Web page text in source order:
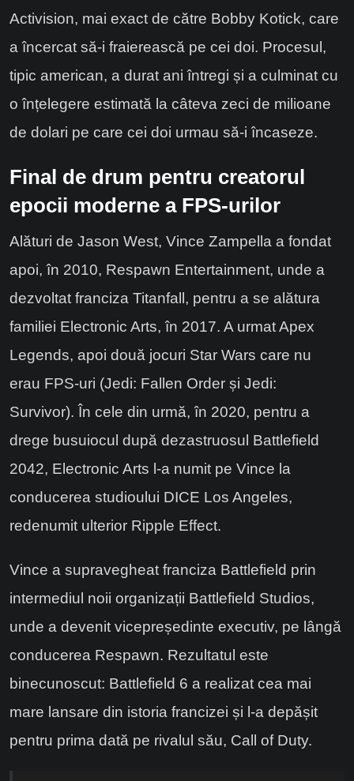
Activision, mai exact de către Bobby Kotick, care
a încercat să-i fraierească pe cei doi. Procesul,
tipic american, a durat ani întregi și a culminat cu
o înțelegere estimată la câteva zeci de milioane
de dolari pe care cei doi urmau să-i încaseze.
Final de drum pentru creatorul
epocii moderne a FPS-urilor
Alături de Jason West, Vince Zampella a fondat
apoi, în 2010, Respawn Entertainment, unde a
dezvoltat franciza Titanfall, pentru a se alătura
familiei Electronic Arts, în 2017. A urmat Apex
Legends, apoi două jocuri Star Wars care nu
erau FPS-uri (Jedi: Fallen Order și Jedi:
Survivor). În cele din urmă, în 2020, pentru a
drege busuiocul după dezastruosul Battlefield
2042, Electronic Arts l-a numit pe Vince la
conducerea studioului DICE Los Angeles,
redenumit ulterior Ripple Effect.
Vince a supravegheat franciza Battlefield prin
intermediul noii organizații Battlefield Studios,
unde a devenit vicepreședinte executiv, pe lângă
conducerea Respawn. Rezultatul este
binecunoscut: Battlefield 6 a realizat cea mai
mare lansare din istoria francizei și l-a depășit
pentru prima dată pe rivalul său, Call of Duty.